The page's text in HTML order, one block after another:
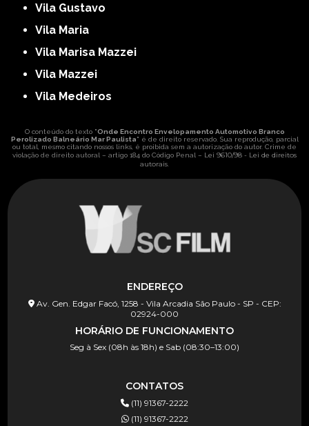
Vila Gustavo
Vila Maria
Vila Marisa Mazzei
Vila Mazzei
Vila Medeiros
O conteúdo do texto "Onde Encontro Envelopamento Automotivo Branco
Perolizado Balneário Mar Paulista" é de direito reservado. Sua reprodução, parcial
ou total, mesmo citando nossos links, é proibida sem a autorização do autor. Crime de
violação de direito autoral – artigo 184 do Código Penal – Lei 9610/98 - Lei de direitos
autorais
ENDEREÇO
Av. Gen. Edgar Facó, 1258 - Vila Arcadia São Paulo - SP - CEP:
02924-000
HORÁRIO DE FUNCIONAMENTO
Seg à Sex (08h às 18h) e Sab (08:30–13:00)
CONTATOS
(11) 91367-2222
(11) 91367-2222